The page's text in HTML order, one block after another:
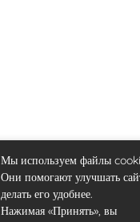
Адреса центров
Мы используем файлы
Они помогают улучшать
делать его удобнее.
Нажимая «Принять», вы